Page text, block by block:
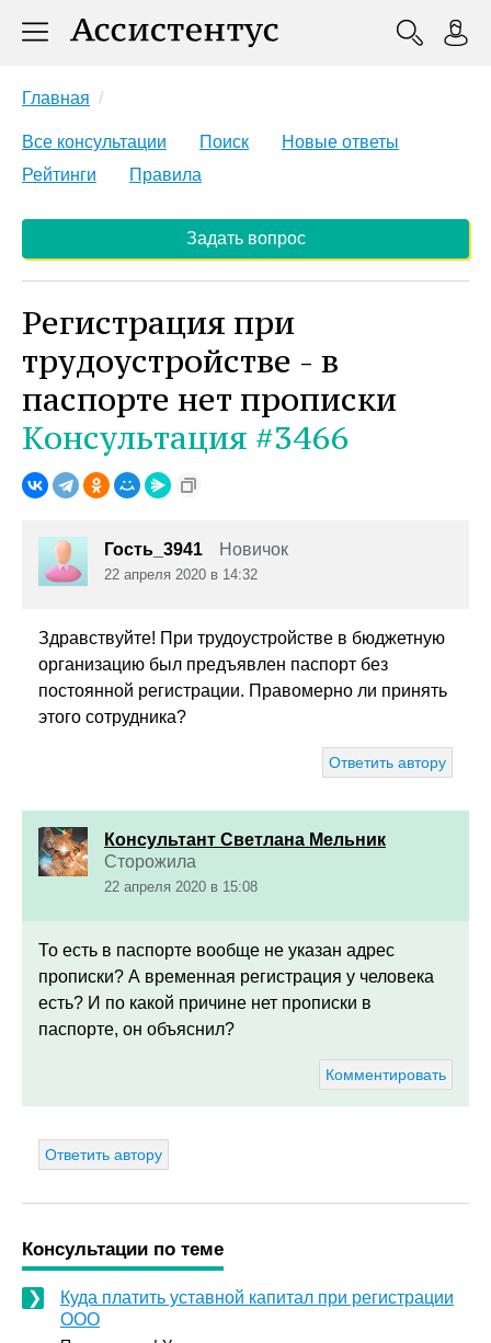
Главная
Все консультации Поиск
Новые ответы
Рейтинги
Правила
Задать вопрос
Регистрация при
трудоустройстве - в
паспорте нет прописки
Консультация #3466
Гость_3941 Новичок
22 апреля 2020 в 14:32
Здравствуйте! При трудоустройстве в бюджетную
организацию был предъявлен паспорт без
постоянной регистрации. Правомерно ли принять
этого сотрудника?
Ответить автору
Консультант Светлана Мельник
Сторожила
22 апреля 2020 в 15:08
То есть в паспорте вообще не указан адрес
прописки? А временная регистрация у человека
есть? И по какой причине нет прописки в
паспорте, он объяснил?
Комментировать
Ответить автору
Консультации по теме
Куда платить уставной капитал при регистрации
ООО